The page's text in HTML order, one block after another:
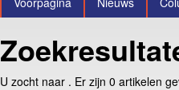
U zocht naar . Er zijn 0 artikelen